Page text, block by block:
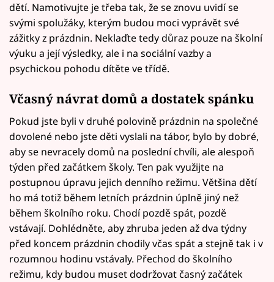
dětí. Namotivujte je třeba tak, že se znovu uvidí se
svými spolužáky, kterým budou moci vyprávět své
zážitky z prázdnin. Neklaďte tedy důraz pouze na školní
výuku a její výsledky, ale i na sociální vazby a
psychickou pohodu dítěte ve třídě.
Včasný návrat domů a dostatek spánku
Pokud jste byli v druhé polovině prázdnin na společné
dovolené nebo jste děti vyslali na tábor, bylo by dobré,
aby se nevracely domů na poslední chvíli, ale alespoň
týden před začátkem školy. Ten pak využijte na
postupnou úpravu jejich denního režimu. Většina dětí
ho má totiž během letních prázdnin úplně jiný než
během školního roku. Chodí pozdě spát, pozdě
vstávají. Dohlédněte, aby zhruba jeden až dva týdny
před koncem prázdnin chodily včas spát a stejně tak i v
rozumnou hodinu vstávaly. Přechod do školního
režimu, kdy budou muset dodržovat časný začátek